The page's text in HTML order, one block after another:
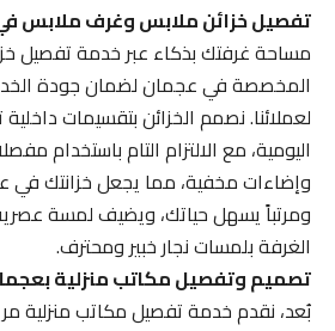
تفصيل خزائن ملابس وغرف ملابس في
مساحة غرفتك بذكاء عبر خدمة تفصيل
المخصصة في عجمان لضمان جودة
لعملائنا. نصمم الخزائن بتقسيمات داخلية
اليومية، مع الالتزام التام باستخدام
وإضاءات مخفية، مما يجعل خزانتك في
ومرتباً يسهل حياتك، ويضيف لمسة
الغرفة بلمسات نجار خبير ومحترف.
تصميم وتفصيل مكاتب منزلية بعجمان
بُعد، نقدم خدمة تفصيل مكاتب منزلية